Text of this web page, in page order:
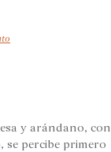
y arándano, con
se percibe primero